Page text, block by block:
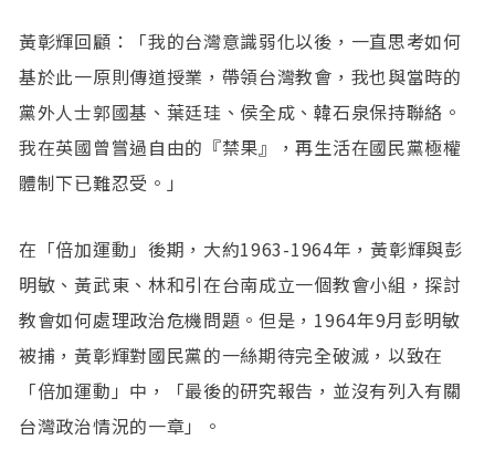
黃彰輝回顧：「我的台灣意識弱化以後，一直思考如何
基於此一原則傳道授業，帶領台灣教會，我也與當時的
黨外人士郭國基、葉廷珪、侯全成、韓石泉保持聯絡。
我在英國曾嘗過自由的『禁果』，再生活在國民黨極權
體制下已難忍受。」
在「倍加運動」後期，大約1963-1964年，黃彰輝與彭
明敏、黃武東、林和引在台南成立一個教會小組，探討
教會如何處理政治危機問題。但是，1964年9月彭明敏
被捕，黃彰輝對國民黨的一絲期待完全破滅，以致在
「倍加運動」中，「最後的研究報告，並沒有列入有關
台灣政治情況的一章」。